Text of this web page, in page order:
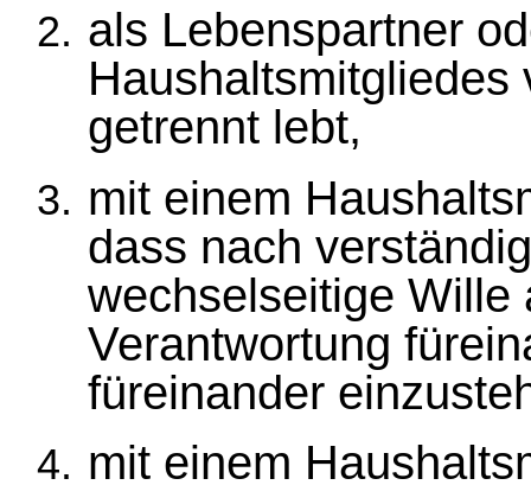
als Lebenspartner
getrennt lebt,
mit einem
dass nach
wechselseitige Wille
Verantwortung
füreinander
mit einem